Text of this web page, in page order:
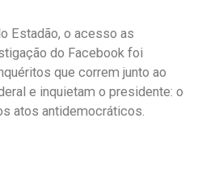
Estadão, o acesso as
do Facebook foi
que correm junto ao
e inquietam o presidente: o
atos antidemocráticos.